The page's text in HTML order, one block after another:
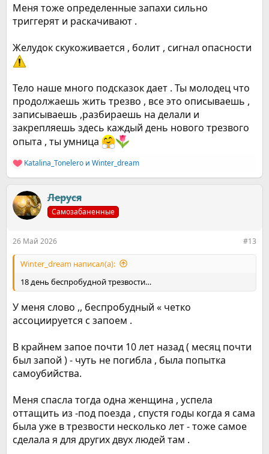
Меня тоже определенные запахи сильно
триггерят и раскачивают .
Желудок скукоживается , болит , сигнал опасности
Тело наше много подсказок дает . Ты молодец что
продолжаешь жить трезво , все это описываешь ,
записываешь ,разбираешь на делали и
закрепляешь здесь каждый день нового трезвого
опыта , ты умница
Р
е
к
ц
и
Katalina_Tonelero и Winter_dream
Леруся
Самозабаненные
26 Май 2026 #13
Winter_dream написал(а):
18 день беспробудной трезвости…
У меня слово ,, беспробудный « четко
ассоциируется с запоем .
В крайнем запое почти 10 лет назад ( месяц почти
был запой ) - чуть не погибла , была попытка
самоубийства.
Меня спасла тогда одна женщина , успела
оттащить из -под поезда , спустя годы когда я сама
была уже в трезвости несколько лет - тоже самое
сделала я для других двух людей там .